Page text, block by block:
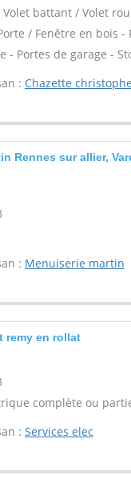
Volet battant / Volet
/ Fenêtre en bois
- Portes de garage -
: Chazette christophe
Rennes sur allier,
: Menuiserie martin
remy en rollat
complète ou
: Services elec